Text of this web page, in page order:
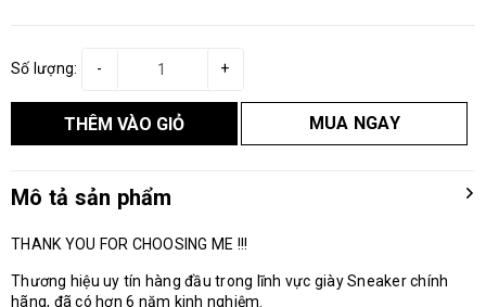
Số lượng: +
-
THÊM VÀO GIỎ MUA NGAY
Mô tả sản phẩm
THANK YOU FOR CHOOSING ME !!!
Thương hiệu uy tín hàng đầu trong lĩnh vực giày Sneaker chính
hãng, đã có hơn 6 năm kinh nghiệm.